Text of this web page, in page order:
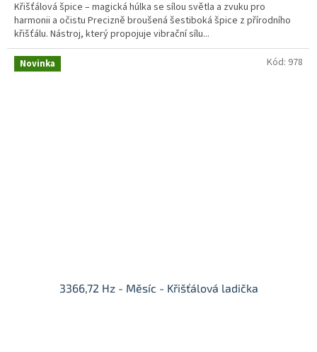
5
hvězdiček.
Křišťálová špice – magická húlka se sílou světla a zvuku pro
harmonii a očistu Precizně broušená šestiboká špice z přírodního
křišťálu. Nástroj, který propojuje vibrační sílu...
Novinka
3366,72 Hz - Měsíc - Křišťálová ladička
Kód: 978